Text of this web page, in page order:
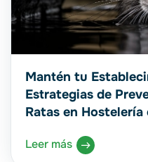
Mantén tu
Estrategias de
Ratas en Hostelería
Leer más